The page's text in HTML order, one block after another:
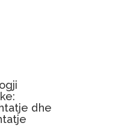
dhe